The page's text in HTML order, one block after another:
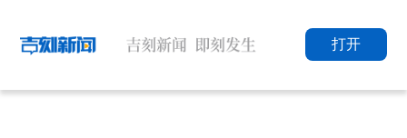
打开